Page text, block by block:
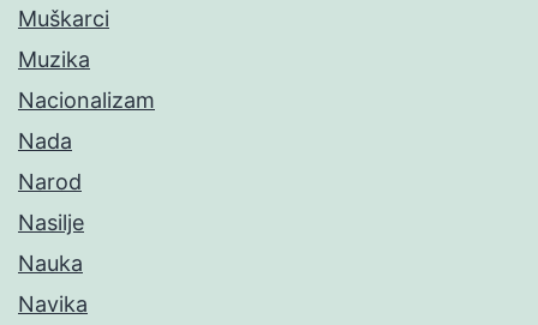
Muškarci
Muzika
Nacionalizam
Nada
Narod
Nasilje
Nauka
Navika